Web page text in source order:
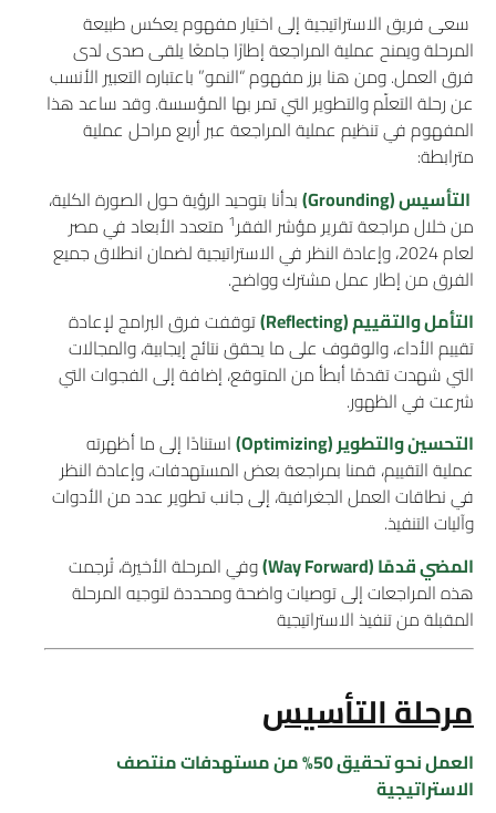
سعى فريق الاستراتيجية إلى اختيار مفهوم يعكس طبيعة
المرحلة ويمنح عملية المراجعة إطارًا جامعًا يلقى صدى لدى
فرق العمل. ومن هنا برز مفهوم “النمو” باعتباره التعبير الأنسب
عن رحلة التعلّم والتطوير التي تمر بها المؤسسة. وقد ساعد هذا
المفهوم في تنظيم عملية المراجعة عبر أربع مراحل عملية
مترابطة:
التأسيس (Grounding
)بدأنا بتوحيد الرؤية حول الصورة الكلية،
من خلال مراجعة تقرير مؤشر الفقر1 متعدد الأبعاد في مصر
لعام 2024، وإعادة النظر في الاستراتيجية لضمان انطلاق جميع
الفرق من إطار عمل مشترك وواضح.
التأملوالتقييم(
Reflecting
)توقفت فرق البرامج لإعادة
تقييم الأداء، والوقوف على ما يحقق نتائج إيجابية، والمجالات
التي شهدت تقدمًا أبطأ من المتوقع، إضافة إلى الفجوات التي
شرعت في الظهور.
التحسين والتطوير (Optimizing
)استنادًا إلى ما أظهرته
عملية التقييم، قمنا بمراجعة بعض المستهدفات، وإعادة النظر
في نطاقات العمل الجغرافية، إلى جانب تطوير عدد من الأدوات
وآليات التنفيذ.
المضي قدمًا (Way Forward)
وفي المرحلة الأخيرة، تُرجمت
هذه المراجعات إلى توصيات واضحة ومحددة لتوجيه المرحلة
المقبلة من تنفيذ الاستراتيجية
مرحلة التأسيس
العمل نحو تحقيق 50% من مستهدفات منتصف
الاستراتيجية